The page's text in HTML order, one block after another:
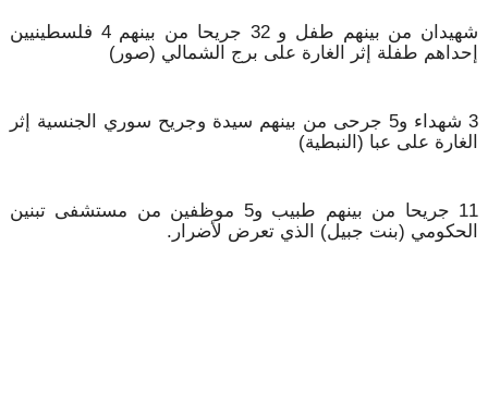
شهيدان من بينهم طفل و 32 جريحا من بينهم 4 فلسطينيين
إحداهم طفلة إثر الغارة على برج الشمالي (صور)
3 شهداء و5 جرحى من بينهم سيدة وجريح سوري الجنسية إثر
الغارة على عبا (النبطية)
11 جريحا من بينهم طبيب و5 موظفين من مستشفى تبنين
الحكومي (بنت جبيل) الذي تعرض لأضرار.